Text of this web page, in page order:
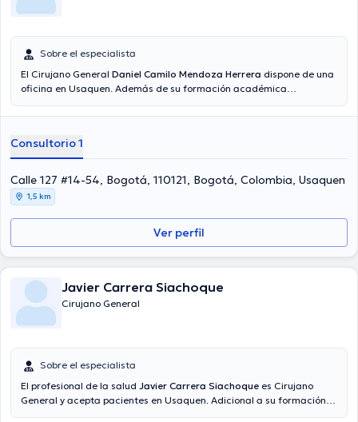
Sobre el especialista
El Cirujano General Daniel Camilo Mendoza Herrera dispone de una
oficina en Usaquen. Además de su formación académica
especialidad. El Dr. tiene varios años de experiencia laboral en su
miembro de diversas asociaciones médicas. Daniel Camilo
Mendoza Herrera ha formado parte en innumerables conferencias
con el objetivo de tener una formación continua en su campo de
especialización y ha publicado importantes publicaciones. Para
finalizar, el médico puede hablar Español en su consultorio.
Consultorio 1
Calle 127 #14-54, Bogotá, 110121, Bogotá, Colombia, Usaquen
1,5 km
Ver perfil
Javier Carrera Siachoque
Cirujano General
Sobre el especialista
El profesional de la salud Javier Carrera Siachoque es Cirujano
General y acepta pacientes en Usaquen. Adicional a su formación